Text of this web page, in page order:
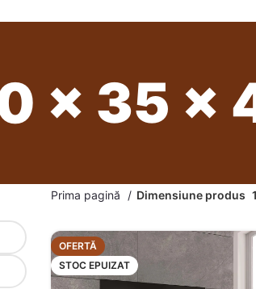
x 35 x
Prima pagină Dimensiune produs
OFERTĂ
STOC EPUIZAT